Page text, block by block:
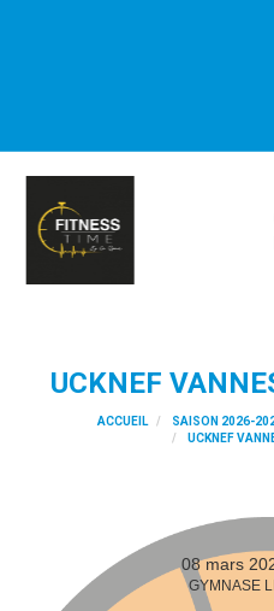
UCKNEF
ACCUEIL SAISON 2026-
UCKNEF
08 mars
GYMNASE